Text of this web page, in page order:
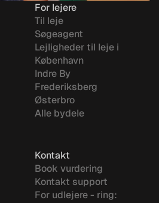
For lejere
Til leje
Søgeagent
Lejligheder til leje i
København
Indre By
Frederiksberg
Østerbro
Alle bydele
Kontakt
Book vurdering
Kontakt support
For udlejere - ring: